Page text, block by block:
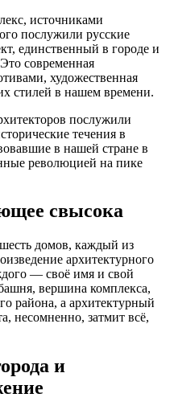
источниками
послужили русские
единственный в городе и
современная
художественная
стилей в нашем времени.
послужили
течения в
в нашей стране в
революцией на пике
свысока
домов, каждый из
архитектурного
— своё имя и свой
вершина комплекса,
района, а архитектурный
несомненно, затмит всё,
и